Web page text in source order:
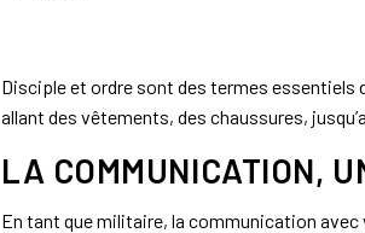
Disciple et ordre sont des termes essentiels
allant des vêtements, des chaussures,
LA COMMUNICATION,
En tant que militaire, la communication